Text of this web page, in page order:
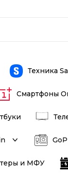
Техника
Смартфоны
и МФУ